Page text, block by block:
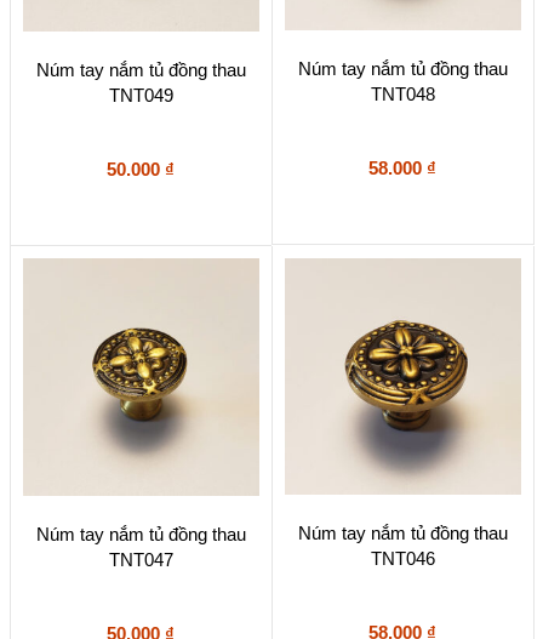
Núm tay nắm tủ đồng thau
TNT049
50.000 ₫
Núm tay nắm tủ đồng thau
TNT048
58.000 ₫
Núm tay nắm tủ đồng thau
TNT047
50.000 ₫
Núm tay nắm tủ đồng thau
TNT046
58.000 ₫